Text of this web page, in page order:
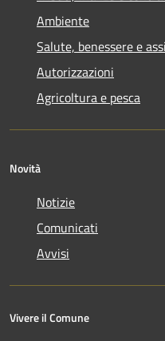
Ambiente
Salute, benessere e
Autorizzazioni
Agricoltura e pesca
Novità
Notizie
Comunicati
Avvisi
Vivere il Comune